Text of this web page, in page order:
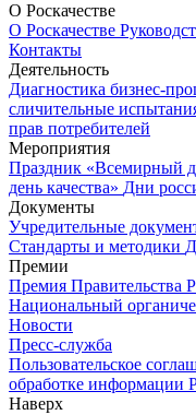
О Роскачестве
О Роскачестве
Контакты
Деятельность
Диагностика бизнес-
сличительные
прав потребителей
Мероприятия
Праздник «Всемирный
день качества» Дни
Документы
Учредительные
Стандарты и методики
Премии
Премия Правительства
Национальный
Новости
Пресс-служба
Пользовательское
обработке информации
Наверх